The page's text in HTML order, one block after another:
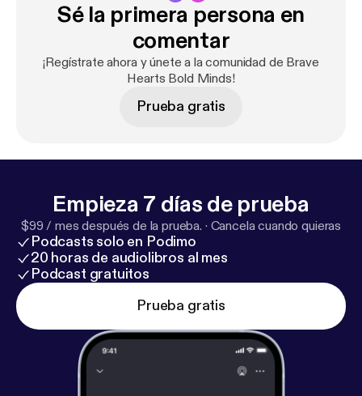
Sé la primera persona en
comentar
¡Regístrate ahora y únete a la comunidad de Brave
Hearts Bold Minds!
Prueba gratis
Empieza 7 días de prueba
$99 / mes después de la prueba. · Cancela cuando quieras
Podcasts solo en Podimo
20 horas de audiolibros al mes
Podcast gratuitos
Prueba gratis